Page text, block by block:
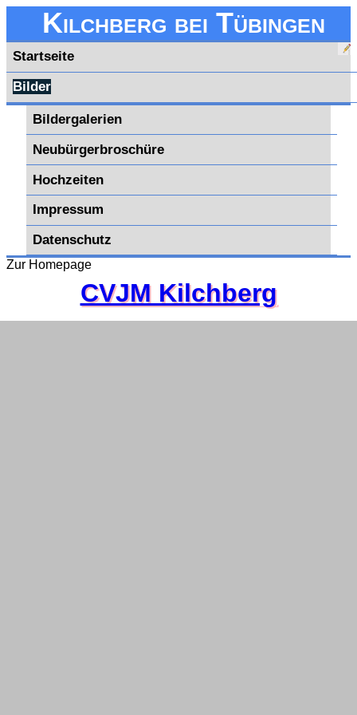
Kilchberg bei Tübingen
Startseite
Bilder
Bildergalerien
Neubürgerbroschüre
Hochzeiten
Impressum
Datenschutz
Zur Homepage
CVJM Kilchberg